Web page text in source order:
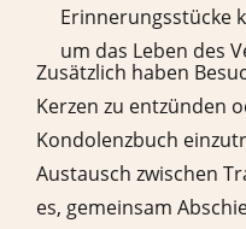
Erinnerungsstücke
um das Leben des
Zusätzlich haben
Kerzen zu entzünden
Kondolenzbuch
Austausch zwischen
es, gemeinsam